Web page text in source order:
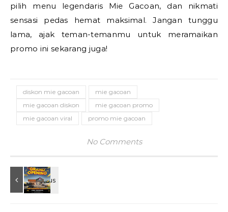
pilih menu legendaris Mie Gacoan, dan nikmati
sensasi pedas hemat maksimal. Jangan tunggu
lama, ajak teman-temanmu untuk meramaikan
promo ini sekarang juga!
diskon mie gacoan
mie gacoan
mie gacoan diskon
mie gacoan promo
mie gacoan viral
promo mie gacoan
No Comments